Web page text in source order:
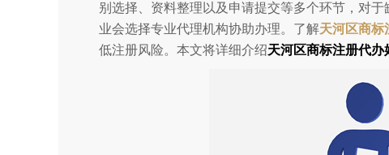
别选择、资料整理以及申请提交等多个环节，对
业会选择专业代理机构协助办理。了解天河区商标
低注册风险。本文将详细介绍天河区商标注册代办